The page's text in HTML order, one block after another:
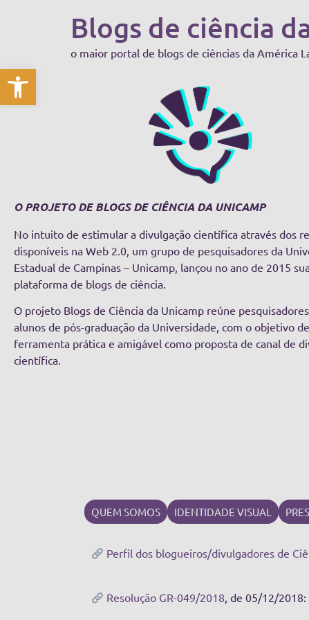
Abrir a barra de ferramentas
Blogs de ciência
o maior portal de blogs de ciências da América
O PROJETO DE BLOGS DE CIÊNCIA DA UNICAMP
No intuito de estimular a divulgação científica através dos
disponíveis na Web 2.0, um grupo de pesquisadores da
Estadual de Campinas – Unicamp, lançou no ano de 2015
plataforma de blogs de ciência.
O projeto Blogs de Ciência da Unicamp reúne
alunos de pós-graduação da Universidade, com o objetivo
ferramenta prática e amigável como proposta de canal de
científica.
QUEM SOMOS IDENTIDADE VISUAL
Perfil dos blogueiros/divulgadores de
Resolução GR-049/2018, de 05/12/2018: